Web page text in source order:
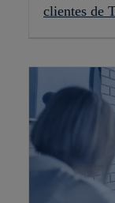
clientes de